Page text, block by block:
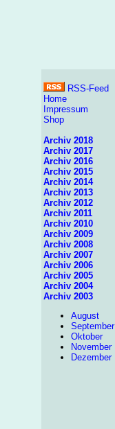
RSS-Feed
Home
Impressum
Shop
Archiv 2018
Archiv 2017
Archiv 2016
Archiv 2015
Archiv 2014
Archiv 2013
Archiv 2012
Archiv 2011
Archiv 2010
Archiv 2009
Archiv 2008
Archiv 2007
Archiv 2006
Archiv 2005
Archiv 2004
Archiv 2003
August
September
Oktober
November
Dezember